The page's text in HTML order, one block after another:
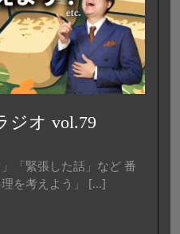
ジオ vol.79
「緊張した話」など 番
を考えよう」 [...]